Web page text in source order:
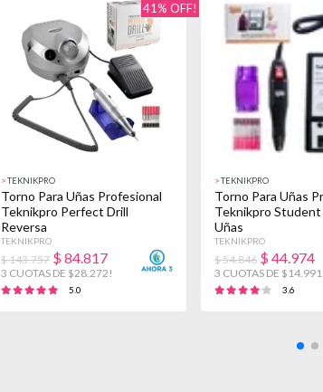
41% OFF!
>TEKNIKPRO
Torno Para Uñas Profesional
Teknikpro Perfect Drill
Reversa
TEKNIKPRO
$ 143.757 $ 84.817
3 CUOTAS DE $28.272!
5.0
>TEKNIKPRO
Torno Para Uñas
Teknikpro Student
Uñas
TEKNIKPRO
$ 54.846 $ 44.974
3 CUOTAS DE
3.6